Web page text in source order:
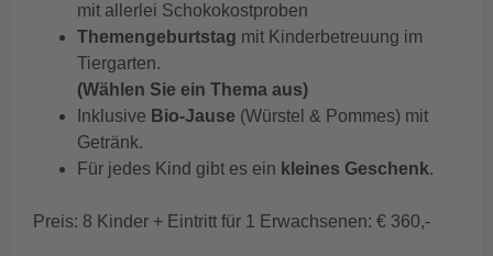
mit allerlei Schokokostproben
Themengeburtstag mit Kinderbetreuung im
Tiergarten.
(Wählen Sie ein Thema aus)
Inklusive Bio-Jause (Würstel & Pommes) mit
Getränk.
Für jedes Kind gibt es ein kleines Geschenk.
Preis: 8 Kinder + Eintritt für 1 Erwachsenen: € 360,-